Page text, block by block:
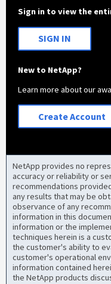
Sign in to view the
SIGN IN
New to NetApp?
Learn more about our
Create Account
NetApp provides no
accuracy or reliability or
recommendations
any results that may be
observance of any
information in this
information or the
techniques herein is a
the customer's ability to
customer's operational
information contained
the NetApp products